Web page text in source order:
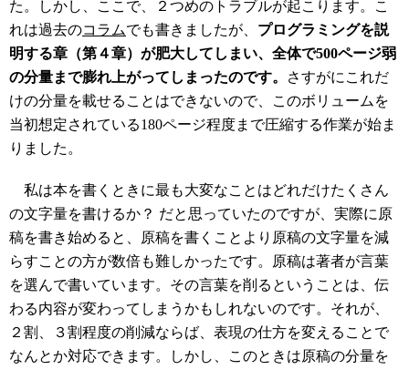
た。しかし、ここで、２つめのトラブルが起こります。こ
れは過去のコラムでも書きましたが、 プログラミングを説
明する章（第４章）が肥大してしまい、全体で500ページ弱
の分量まで膨れ上がってしまったのです。
さすがにこれだ
けの分量を載せることはできないので、このボリュームを
当初想定されている180ページ程度まで圧縮する作業が始ま
りました。
私は本を書くときに最も大変なことはどれだけたくさん
の文字量を書けるか？ だと思っていたのですが、実際に原
稿を書き始めると、原稿を書くことより原稿の文字量を減
らすことの方が数倍も難しかったです。原稿は著者が言葉
を選んで書いています。その言葉を削るということは、伝
わる内容が変わってしまうかもしれないのです。それが、
２割、３割程度の削減ならば、表現の仕方を変えることで
なんとか対応できます。しかし、このときは原稿の分量を